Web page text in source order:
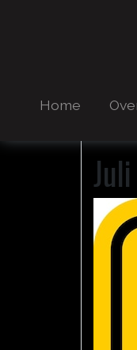
Home